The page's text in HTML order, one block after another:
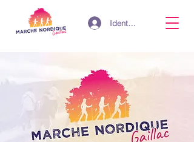
Identifiant